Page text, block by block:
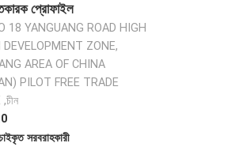
প্রোফাইল
18 YANGUANG ROAD HIGH
DEVELOPMENT ZONE,
AREA OF CHINA
PILOT FREE TRADE
সরবরাহকারী